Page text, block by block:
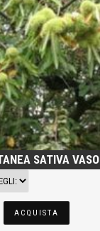
SATIVA VASO
ACQUISTA